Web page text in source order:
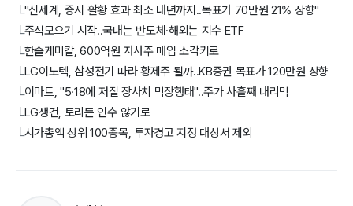
└"신세계, 증시 활황 효과 최소 내년까지..목표가 70만원 21% 상향"
└주식모으기 시작..국내는 반도체·해외는 지수 ETF
└한솔케미칼, 600억원 자사주 매입 소각키로
└LG이노텍, 삼성전기 따라 황제주 될까..KB증권 목표가 120만원 상향
└이마트, "5·18에 저질 장사치 막장행태"..주가 사흘째 내리막
└LG생건, 토리든 인수 않기로
└시가총액 상위 100종목, 투자경고 지정 대상서 제외